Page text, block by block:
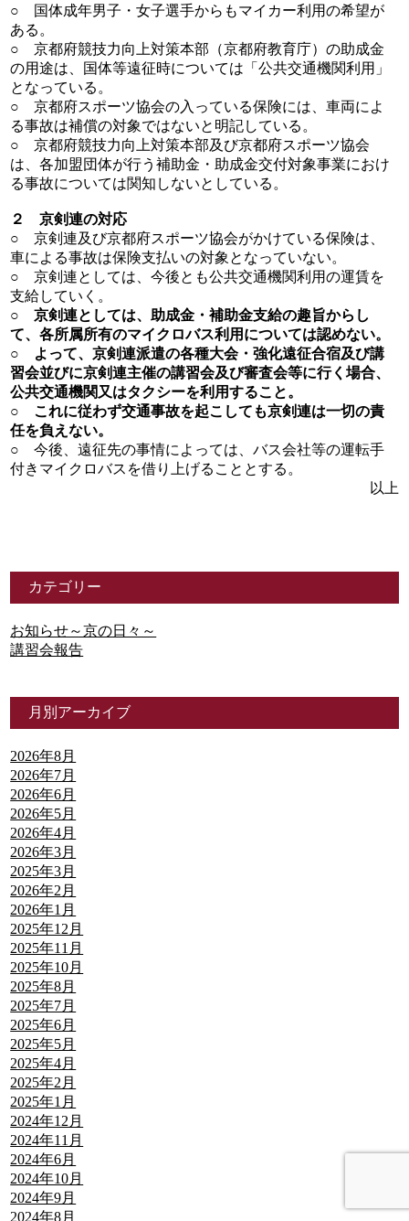
○ 国体成年男子・女子選手からもマイカー利用の希望が
ある。
○ 京都府競技力向上対策本部（京都府教育庁）の助成金
の用途は、国体等遠征時については「公共交通機関利用」
となっている。
○ 京都府スポーツ協会の入っている保険には、車両によ
る事故は補償の対象ではないと明記している。
○ 京都府競技力向上対策本部及び京都府スポーツ協会
は、各加盟団体が行う補助金・助成金交付対象事業におけ
る事故については関知しないとしている。
２ 京剣連の対応
○ 京剣連及び京都府スポーツ協会がかけている保険は、
車による事故は保険支払いの対象となっていない。
○ 京剣連としては、今後とも公共交通機関利用の運賃を
支給していく。
○ 京剣連としては、助成金・補助金支給の趣旨からし
て、各所属所有のマイクロバス利用については認めない。
○ よって、京剣連派遣の各種大会・強化遠征合宿及び講
習会並びに京剣連主催の講習会及び審査会等に行く場合、
公共交通機関又はタクシーを利用すること。
○ これに従わず交通事故を起こしても京剣連は一切の責
任を負えない。
○ 今後、遠征先の事情によっては、バス会社等の運転手
付きマイクロバスを借り上げることとする。
以上
カテゴリー
お知らせ～京の日々～
講習会報告
月別アーカイブ
2026年8月
2026年7月
2026年6月
2026年5月
2026年4月
2026年3月
2025年3月
2026年2月
2026年1月
2025年12月
2025年11月
2025年10月
2025年8月
2025年7月
2025年6月
2025年5月
2025年4月
2025年2月
2025年1月
2024年12月
2024年11月
2024年6月
2024年10月
2024年9月
2024年8月